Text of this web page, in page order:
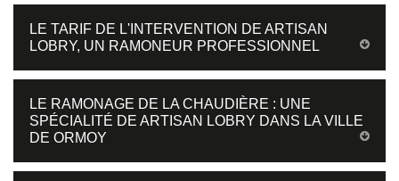
LE TARIF DE L'INTERVENTION DE ARTISAN
LOBRY, UN RAMONEUR PROFESSIONNEL
LE RAMONAGE DE LA CHAUDIÈRE : UNE
SPÉCIALITÉ DE ARTISAN LOBRY DANS LA VILLE
DE ORMOY